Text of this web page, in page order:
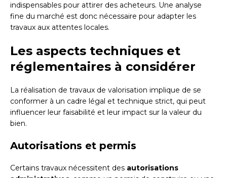
indispensables pour attirer des acheteurs. Une analyse
fine du marché est donc nécessaire pour adapter les
travaux aux attentes locales.
Les aspects techniques et
réglementaires à considérer
La réalisation de travaux de valorisation implique de se
conformer à un cadre légal et technique strict, qui peut
influencer leur faisabilité et leur impact sur la valeur du
bien.
Autorisations et permis
Certains travaux nécessitent des autorisations